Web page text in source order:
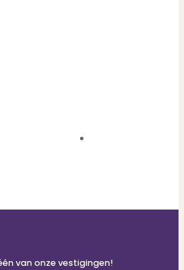
van onze vestigingen!